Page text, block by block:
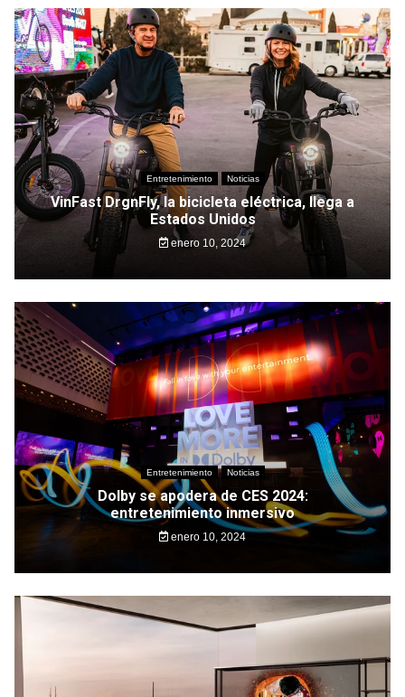
Entretenimiento Noticias
VinFast DrgnFly, la bicicleta eléctrica, llega a
Estados Unidos
enero 10, 2024
Entretenimiento Noticias
Dolby se apodera de CES 2024:
entretenimiento inmersivo
enero 10, 2024